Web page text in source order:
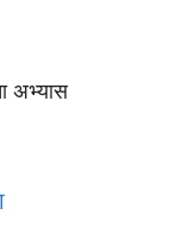
अभ्यास